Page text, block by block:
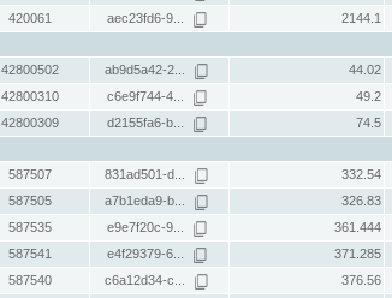
420061 aec23fd6-9... 2144.1
42800502 ab9d5a42-2... 44.02
42800310 c6e9f744-4... 49.2
42800309 d2155fa6-b... 74.5
587507 831ad501-d... 332.54
587505 a7b1eda9-b... 326.83
587535 e9e7f20c-9... 361.444
587541 e4f29379-6... 371.285
587540 c6a12d34-c... 376.56